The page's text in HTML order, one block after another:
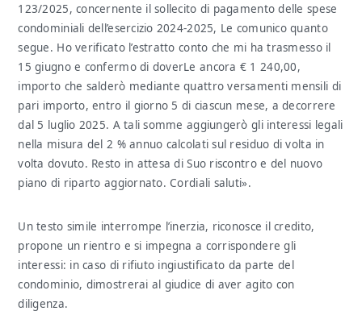
123/2025, concernente il sollecito di pagamento delle spese
condominiali dell’esercizio 2024-2025, Le comunico quanto
segue. Ho verificato l’estratto conto che mi ha trasmesso il
15 giugno e confermo di doverLe ancora € 1 240,00,
importo che salderò mediante quattro versamenti mensili di
pari importo, entro il giorno 5 di ciascun mese, a decorrere
dal 5 luglio 2025. A tali somme aggiungerò gli interessi legali
nella misura del 2 % annuo calcolati sul residuo di volta in
volta dovuto. Resto in attesa di Suo riscontro e del nuovo
piano di riparto aggiornato. Cordiali saluti».
Un testo simile interrompe l’inerzia, riconosce il credito,
propone un rientro e si impegna a corrispondere gli
interessi: in caso di rifiuto ingiustificato da parte del
condominio, dimostrerai al giudice di aver agito con
diligenza.